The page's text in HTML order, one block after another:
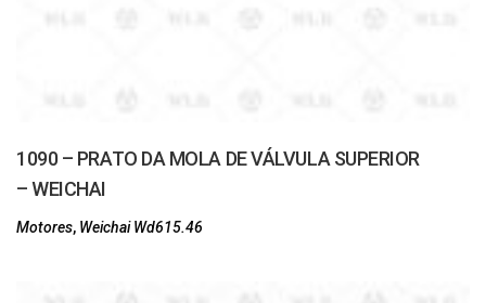
1090 – PRATO DA MOLA DE VÁLVULA SUPERIOR
– WEICHAI
Motores, Weichai Wd615.46